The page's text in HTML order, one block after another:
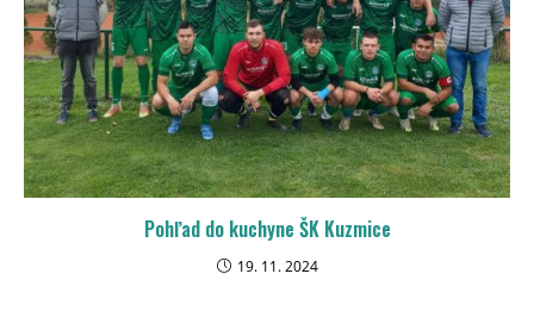
Pohľad do kuchyne ŠK Kuzmice
19. 11. 2024